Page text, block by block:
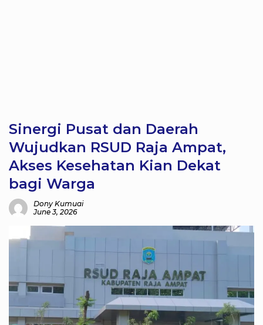
Sinergi Pusat dan Daerah
Wujudkan RSUD Raja Ampat,
Akses Kesehatan Kian Dekat
bagi Warga
Dony Kumuai
June 3, 2026